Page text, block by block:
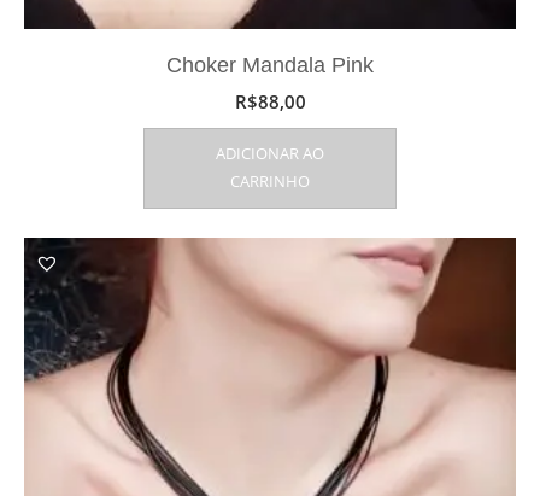
Choker Mandala Pink
R$88,00
ADICIONAR AO
CARRINHO